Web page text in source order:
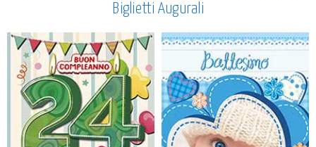
Biglietti Augurali